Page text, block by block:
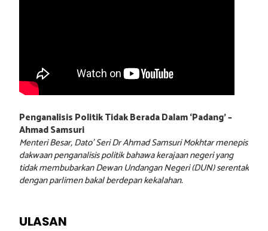
Penganalisis Politik Tidak Berada Dalam ‘Padang’ –
Ahmad Samsuri
Menteri Besar, Dato’ Seri Dr Ahmad Samsuri Mokhtar menepis
dakwaan penganalisis politik bahawa kerajaan negeri yang
tidak membubarkan Dewan Undangan Negeri (DUN) serentak
dengan parlimen bakal berdepan kekalahan.
ULASAN